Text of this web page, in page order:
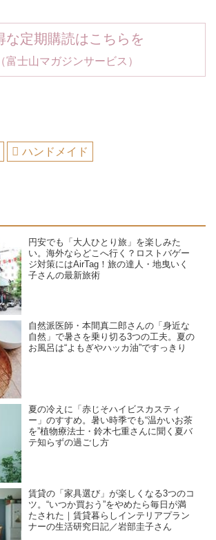
な定期購読はこちらを
士山マガジンサービス）
ハンドメイド
円安でも「大人ひとり旅」を楽しみた
い。海外ならどこへ行く？ロストバゲー
ジ対策にはAirTag！旅の達人・地曳いく
子さんの最新旅術
自然派医師・本間真二郎さんの「身近な
自然」で暑さを乗り切る3つの工夫。夏の
お風呂は“よもぎやハッカ油”ですっきり
夏の冷えに「赤じそハイビスカスティ
ー」のすすめ。暑い時季でも“温かいお茶
を”植物療法士・鈴木七重さんに聞く夏バ
テ知らずの過ごし方
賃貸の「家具選び」が楽しくなる3つのコ
ツ。“いつか買おう”をやめたら毎日が満
たされた｜賃貸暮らしインテリアプラン
ナーの生活研究日記／岩部圭子さん